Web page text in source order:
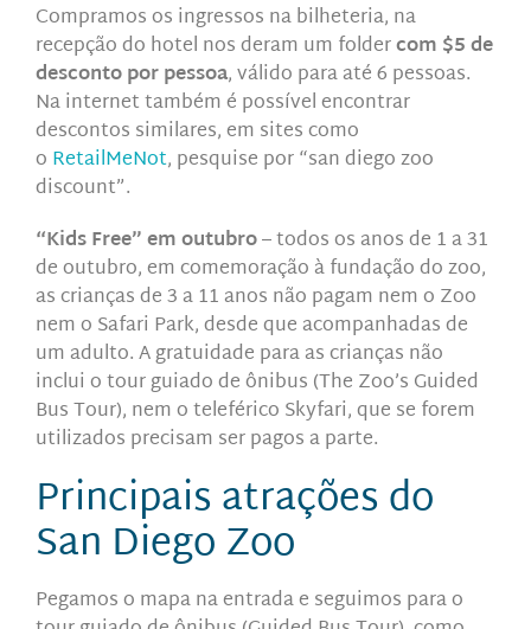
Compramos os ingressos na bilheteria, na
recepção do hotel nos deram um foldercom $5 de
desconto por pessoa, válido para até 6 pessoas.
Na internet também é possível encontrar
descontos similares, em sites como
o RetailMeNot, pesquise por “san diego zoo
discount”.
“Kids Free” em outubro– todos os anos de 1 a 31
de outubro, em comemoração à fundação do zoo,
as crianças de 3 a 11 anos não pagam nem o Zoo
nem o Safari Park, desde que acompanhadas de
um adulto. A gratuidade para as crianças não
inclui o tour guiado de ônibus (The Zoo’s Guided
Bus Tour), nem o teleférico Skyfari, que se forem
utilizados precisam ser pagos a parte.
Principais atrações do
San Diego Zoo
Pegamos o mapa na entrada e seguimos para o